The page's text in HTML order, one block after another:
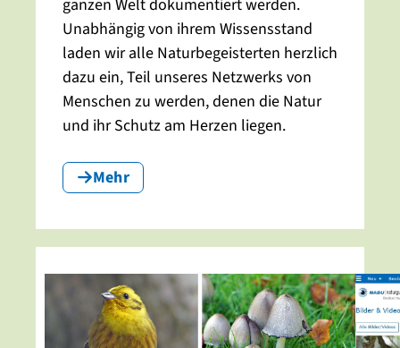
ganzen Welt dokumentiert werden.
Unabhängig von ihrem Wissensstand
laden wir alle Naturbegeisterten herzlich
dazu ein, Teil unseres Netzwerks von
Menschen zu werden, denen die Natur
und ihr Schutz am Herzen liegen.
Mehr